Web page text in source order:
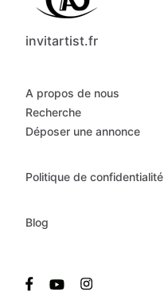
invitartist.fr
A propos de nous
Recherche
Déposer une annonce
Politique de confidentialité
Blog